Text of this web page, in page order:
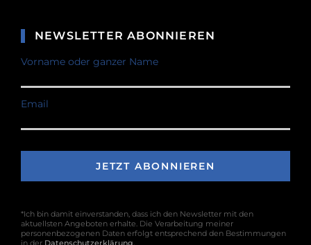
NEWSLETTER ABONNIEREN
Vorname oder ganzer Name
Email
*Ich bin damit einverstanden, dass ich den Newsletter mit den
aktuellsten Angeboten erhalte. Die Verarbeitung meiner
personenbezogenen Daten erfolgt entsprechend den Bestimmungen